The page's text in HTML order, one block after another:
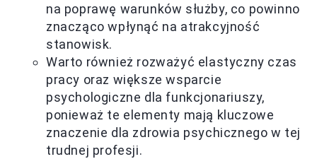
na poprawę warunków służby, co powinno
znacząco wpłynąć na atrakcyjność
stanowisk.
Warto również rozważyć elastyczny czas
pracy oraz większe wsparcie
psychologiczne dla funkcjonariuszy,
ponieważ te elementy mają kluczowe
znaczenie dla zdrowia psychicznego w tej
trudnej profesji.